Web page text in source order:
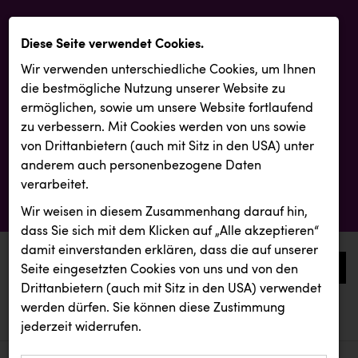
0
aktuelle aussendungen
aktuelle aussendungen
Diese Seite verwendet Cookies.
Wir verwenden unterschiedliche Cookies, um Ihnen
die best­mögliche Nutzung unserer Website zu
ermöglichen, sowie um unsere Website fortlaufend
zu verbessern. Mit Cookies werden von uns sowie
von Drittanbietern (auch mit Sitz in den USA) unter
anderem auch personenbezogene Daten
verarbeitet.
Wir weisen in diesem Zusammenhang darauf hin,
dass Sie sich mit dem Klicken auf „Alle akzeptieren“
damit ein­ver­standen erklären, dass die auf unserer
Seite eingesetzten Cookies von uns und von den
Drittanbietern (auch mit Sitz in den USA) verwendet
werden dürfen. Sie können diese Zustimmung
jederzeit widerrufen.